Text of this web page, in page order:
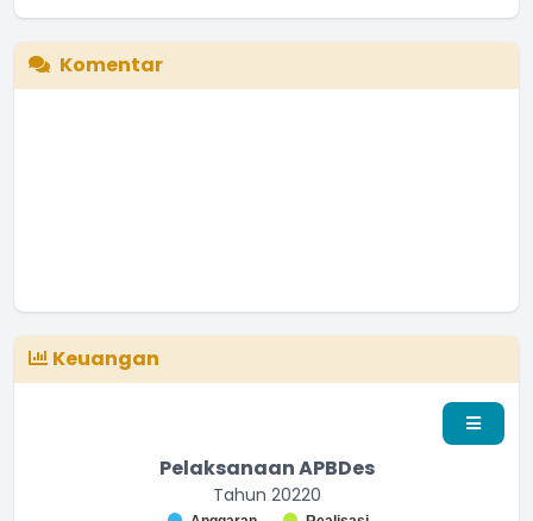
Komentar
Keuangan
Pelaksanaan APBDes
Tahun 20220